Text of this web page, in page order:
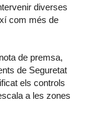
diverses
com més de
de premsa,
de Seguretat
els controls
a les zones